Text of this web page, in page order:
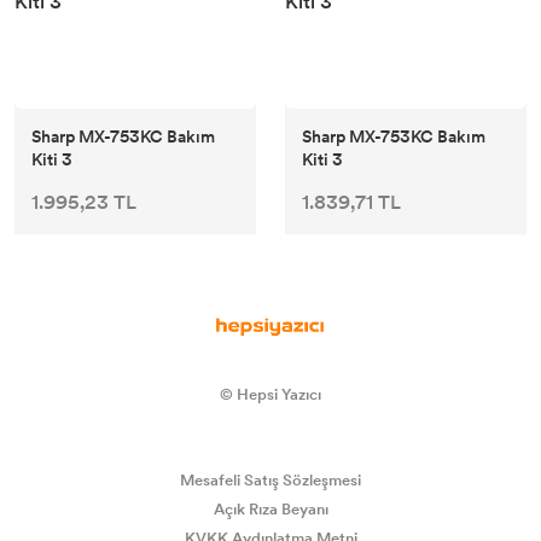
Sharp MX-753KC Bakım
Kiti 3
1.995,23 TL
Sharp MX-753KC Bakım
Kiti 3
1.839,71 TL
© Hepsi Yazıcı
Mesafeli Satış Sözleşmesi
Açık Rıza Beyanı